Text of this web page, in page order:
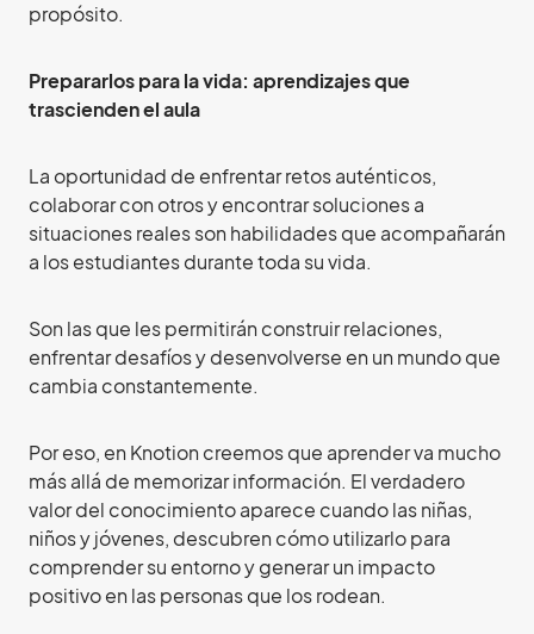
propósito.
Prepararlos para la vida: aprendizajes que
trascienden el aula
La oportunidad de enfrentar retos auténticos,
colaborar con otros y encontrar soluciones a
situaciones reales son habilidades que acompañarán
a los estudiantes durante toda su vida.
Son las que les permitirán construir relaciones,
enfrentar desafíos y desenvolverse en un mundo que
cambia constantemente.
Por eso, en Knotion creemos que aprender va mucho
más allá de memorizar información. El verdadero
valor del conocimiento aparece cuando las niñas,
niños y jóvenes, descubren cómo utilizarlo para
comprender su entorno y generar un impacto
positivo en las personas que los rodean.